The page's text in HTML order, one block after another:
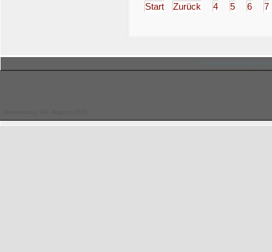
Start Zurück 4 5 6 7